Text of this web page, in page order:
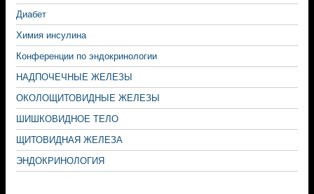
Диабет
Химия инсулина
Конференции по эндокринологии
НАДПОЧЕЧНЫЕ ЖЕЛЕЗЫ
ОКОЛОЩИТОВИДНЫЕ ЖЕЛЕЗЫ
ШИШКОВИДНОЕ ТЕЛО
ЩИТОВИДНАЯ ЖЕЛЕЗА
ЭНДОКРИНОЛОГИЯ